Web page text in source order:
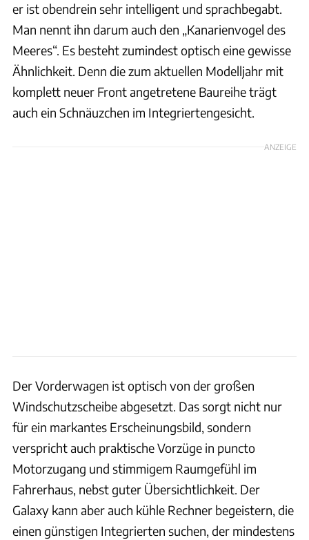
er ist obendrein sehr intelligent und sprachbegabt.
Man nennt ihn darum auch den „Kanarienvogel des
Meeres“. Es besteht zumindest optisch eine gewisse
Ähnlichkeit. Denn die zum aktuellen Modelljahr mit
komplett neuer Front angetretene Baureihe trägt
auch ein Schnäuzchen im Integriertengesicht.
ANZEIGE
Der Vorderwagen ist optisch von der großen
Windschutzscheibe abgesetzt. Das sorgt nicht nur
für ein markantes Erscheinungsbild, sondern
verspricht auch praktische Vorzüge in puncto
Motorzugang und stimmigem Raumgefühl im
Fahrerhaus, nebst guter Übersichtlichkeit. Der
Galaxy kann aber auch kühle Rechner begeistern, die
einen günstigen Integrierten suchen, der mindestens